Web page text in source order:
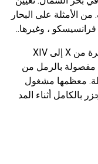
الأمثلة على البحار
، وغيرها..
تشكلت مساحات من بحر الشمال في الفترة من X إلى XIV
مفصولة بالرمل من
معظمها مشغول
بالكامل أثناء المد